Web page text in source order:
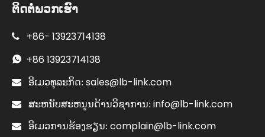
ຕິດຕໍ່ພວກເຮົາ
 +86- 13923714138
 +86 13923714138
 ອີເມວທຸລະກິດ: sales@lb-link.com
 ສະຫນັບສະຫນູນດ້ານວິຊາການ: info@lb-link.com
 ອີເມວການຮ້ອງຮຽນ: complain@lb-link.com